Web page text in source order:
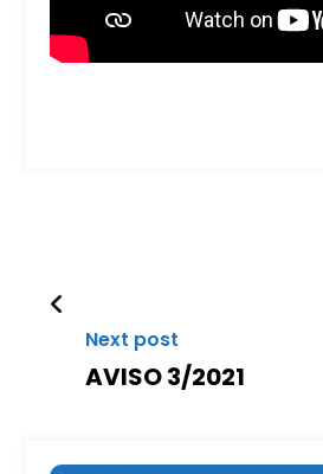
Next post
AVISO 3/2021